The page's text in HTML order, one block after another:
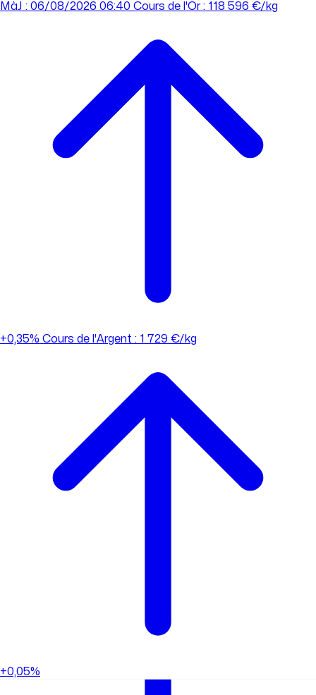
MàJ : 06/08/2026 06:40 Cours de l'Or : 118 596 €/kg
+0,35% Cours de l'Argent : 1 729 €/kg
+0,05%
MàJ : 06/08/2026 06:40 Cours de l'Or : 118 596 €/kg
Cours de l'Argent : 1 729 €/kg